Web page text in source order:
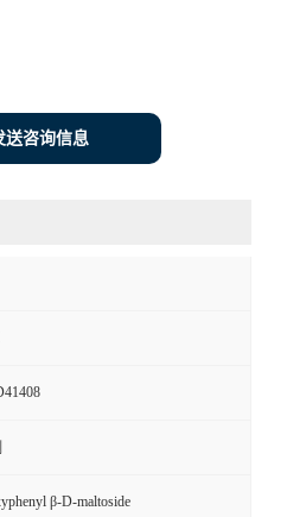
送咨询信息
β-D-maltoside